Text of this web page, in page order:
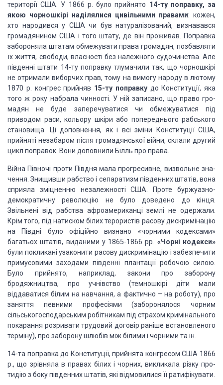
території США. У 1866 р. було прийнято 14-ту поправку, за
якою чорношкірі наділялися цивільними правами: кожен,
хто народився у США чи був натуралізований, визнавався
громадянином США і того штату, де він проживав.
Поправка
забороняла штатам обмежувати права громадян, позбавляти
їх життя, свободи, власності без належного судочинства. Але
південні штати 14-ту поправкутлумачили так, що чорношкірі
не отримали виборчих прав, тому на вимогу народу в лютому
1870 р. конгрес прийняв 15-ту поправкудо Конституції, яка
того ж року набрала чинності. У ній записано, що право гро­
мадян не буде заперечуватися чи обмежуватися під
приводом раси, кольору шкіри або попереднього рабського
становища. Ці допов­нення, як і всі зміни Конституції США,
прийняті незабаром після громадянської війни, склали другий
цикл поправок. Вони допов­нили Білль про права.
Війна Півночі проти Півдня мала прогресивне, визвольне зна­
чення. Знищивши рабство і сепаратизм південних штатів, вона
сприяла зміцненню незалежності США. Проте буржуазно-
демо­кратичну революцію не було доведено до кінця.
Звільнені від раб­ства афроамериканці землі не одержали.
Крім того, під натиском білих терористів расову дискримінацію
на Півдні було офіційно визнано «чорними кодексами»
багатьох штатів, виданими у 1865-1866 рр. «Чорні кодекси»
були покликані узаконити расову дис­кримінацію і забезпечити
примусовими заходами південні планта­ції робочою силою.
Було прийнято, наприклад, закони про заборону
бродяжництва, про учнівство (темношкірі діти мали
віддаватися білим на навчання, а фактично – на роботу), про
заняття певними професіями (заборонялося чорним
сільськогосподарським робіт­никам під страхом кримінального
покарання розривати трудовий договір раніше встановленого
терміну), про заборону шлюбів між білими і чорними та ін.
14-та поправка до Конституції, прийнята конгресом США 1866
р., що зрівняла в правах білих і чорних, викликала різку про­
тидію з бокупівденних штатів, які відмовилися її ратифікувати.